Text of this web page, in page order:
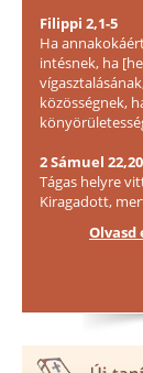
Filippi 2,1-5
Ha
intésnek, ha
közösségnek,
2 Sámuel 22,20
Tágas helyre
Kiragadott,
Olvasd